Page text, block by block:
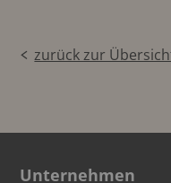
zurück zur
Unternehmen